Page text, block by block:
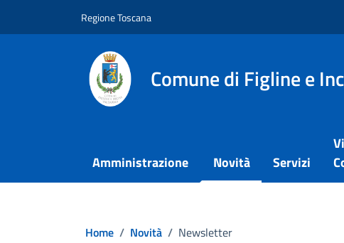
Regione Toscana
Comune di Figline e
Amministrazione Novità Servizi
Home / Novità / Newsletter